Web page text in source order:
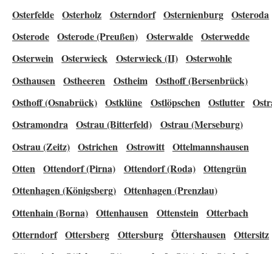
Osterfelde Osterholz Osterndorf Osternienburg Osteroda
Osterode Osterode (Preußen) Osterwalde Osterwedde
Osterwein Osterwieck Osterwieck (II) Osterwohle
Osthausen Ostheeren Ostheim Osthoff (Bersenbrück)
Osthoff (Osnabrück) Ostklüne Ostlöpschen Ostlutter
Ostramondra Ostrau (Bitterfeld)
Ostrau (Merseburg)
Ostrau (Zeitz) Ostrichen Ostrowitt Ottelmannshausen
Otten Ottendorf (Pirna) Ottendorf (Roda) Ottengrün
Ottenhagen (Königsberg) Ottenhagen (Prenzlau)
Ottenhain (Borna) Ottenhausen Ottenstein
Otterbach
Otterndorf Ottersberg Ottersburg Öttershausen Ottersitz